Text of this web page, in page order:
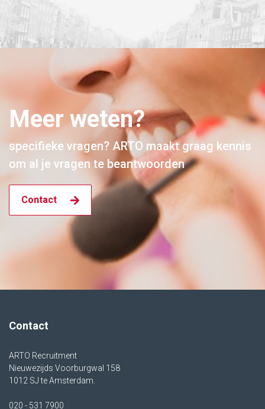
Meer weten?
specifieke vragen? ARTO maakt graag kennis
om al je vragen te beantwoorden
Contact
Contact
ARTO Recruitment
Nieuwezijds Voorburgwal 158
1012 SJ te Amsterdam.
020 - 531 7900